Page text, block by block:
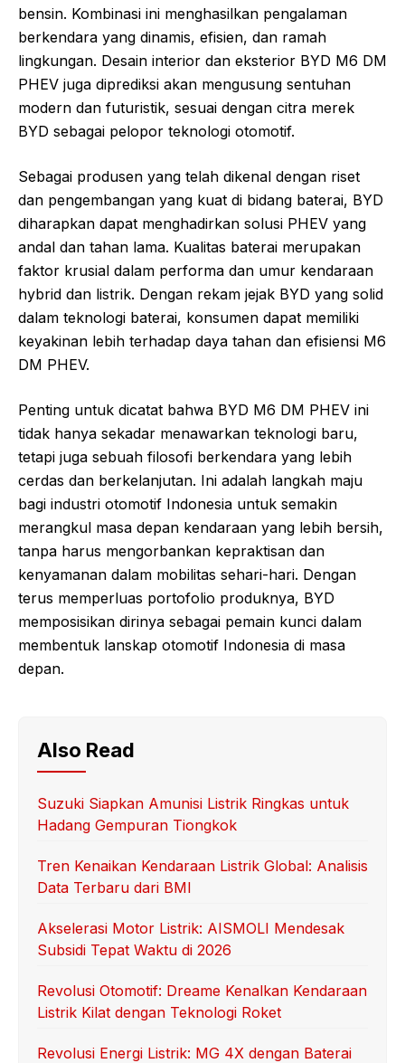
bensin. Kombinasi ini menghasilkan pengalaman
berkendara yang dinamis, efisien, dan ramah
lingkungan. Desain interior dan eksterior BYD M6 DM
PHEV juga diprediksi akan mengusung sentuhan
modern dan futuristik, sesuai dengan citra merek
BYD sebagai pelopor teknologi otomotif.
Sebagai produsen yang telah dikenal dengan riset
dan pengembangan yang kuat di bidang baterai, BYD
diharapkan dapat menghadirkan solusi PHEV yang
andal dan tahan lama. Kualitas baterai merupakan
faktor krusial dalam performa dan umur kendaraan
hybrid dan listrik. Dengan rekam jejak BYD yang solid
dalam teknologi baterai, konsumen dapat memiliki
keyakinan lebih terhadap daya tahan dan efisiensi M6
DM PHEV.
Penting untuk dicatat bahwa BYD M6 DM PHEV ini
tidak hanya sekadar menawarkan teknologi baru,
tetapi juga sebuah filosofi berkendara yang lebih
cerdas dan berkelanjutan. Ini adalah langkah maju
bagi industri otomotif Indonesia untuk semakin
merangkul masa depan kendaraan yang lebih bersih,
tanpa harus mengorbankan kepraktisan dan
kenyamanan dalam mobilitas sehari-hari. Dengan
terus memperluas portofolio produknya, BYD
memposisikan dirinya sebagai pemain kunci dalam
membentuk lanskap otomotif Indonesia di masa
depan.
Also Read
Suzuki Siapkan Amunisi Listrik Ringkas untuk
Hadang Gempuran Tiongkok
Tren Kenaikan Kendaraan Listrik Global: Analisis
Data Terbaru dari BMI
Akselerasi Motor Listrik: AISMOLI Mendesak
Subsidi Tepat Waktu di 2026
Revolusi Otomotif: Dreame Kenalkan Kendaraan
Listrik Kilat dengan Teknologi Roket
Revolusi Energi Listrik: MG 4X dengan Baterai